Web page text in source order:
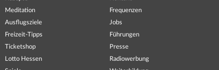
Meditation
Ausflugsziele
Freizeit-Tipps
Ticketshop
Lotto Hessen
Frequenzen
Jobs
Führungen
Presse
Radiowerbung